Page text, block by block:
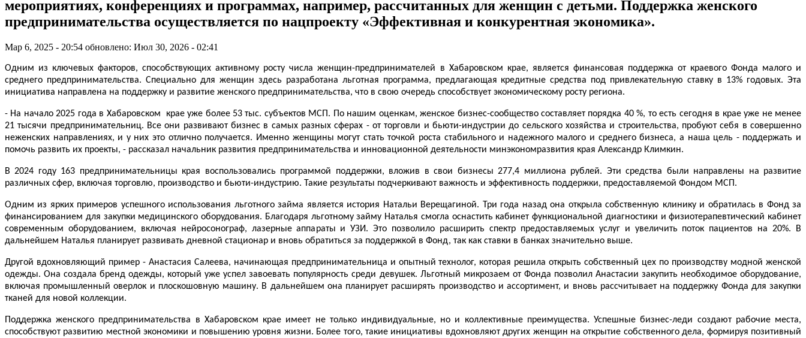
мероприятиях, конференциях и программах, например, рассчитанных для женщин с детьми. Поддержка женского
предпринимательства осуществляется по нацпроекту «Эффективная и конкурентная экономика».
Мар 6, 2025 - 20:54 обновлено: Июл 30, 2026 - 02:41
Одним из ключевых факторов, способствующихактивному росту числа женщин-предпринимателей в Хабаровском крае, является финансовая поддержка от краевого Фонда малого и
среднего предпринимательства. Специально для женщин здесь разработана льготная программа, предлагающая кредитные средства под привлекательную ставку в 13% годовых. Эта
инициатива направлена на поддержку и развитие женского предпринимательства, что в свою очередь способствует экономическому росту региона.
- На начало 2025 года в Хабаровском крае уже более 53 тыс. субъектов МСП. По нашим оценкам, женское бизнес-сообщество составляет порядка 40 %, то есть сегодня в крае уже не менее
21 тысячи предпринимательниц. Все они развивают бизнес в самых разных сферах - от торговли и бьюти-индустрии до сельского хозяйства и строительства, пробуют себя в совершенно
неженских направлениях, и у них это отлично получается. Именно женщины могут стать точкой роста стабильного и надежного малого и среднего бизнеса, а наша цель - поддержать и
помочь развить их проекты, - рассказал начальник развития предпринимательства и инновационной деятельности минэкономразвития края Александр Климкин.
В 2024 году 163 предпринимательницы края воспользовались программой поддержки, вложив в свои бизнесы 277,4 миллиона рублей. Эти средства были направлены на развитие
различных сфер, включая торговлю, производство и бьюти-индустрию. Такие результаты подчеркивают важность и эффективность поддержки, предоставляемой Фондом МСП.
Одним из ярких примеров успешного использования льготного займа является история Натальи Верещагиной. Три года назад она открыла собственную клинику и обратилась в Фонд за
финансированием для закупки медицинского оборудования. Благодаря льготному займу Наталья смогла оснастить кабинет функциональной диагностики и физиотерапевтический кабинет
современным оборудованием, включая нейросонограф, лазерные аппараты и УЗИ. Это позволило расширить спектр предоставляемых услуг и увеличить поток пациентов на 20%. В
дальнейшем Наталья планирует развивать дневной стационар и вновь обратиться за поддержкой в Фонд, так как ставки в банках значительно выше.
Другой вдохновляющий пример - Анастасия Салеева, начинающая предпринимательница и опытный технолог, которая решила открыть собственный цех по производству модной женской
одежды. Она создала бренд одежды, который уже успел завоевать популярность среди девушек. Льготный микрозаем от Фонда позволил Анастасии закупить необходимое оборудование,
включая промышленный оверлок и плоскошовную машину. В дальнейшем она планирует расширять производство и ассортимент, и вновь рассчитывает на поддержку Фонда для закупки
тканей для новой коллекции.
Поддержка женского предпринимательства в Хабаровском крае имеет не только индивидуальные, но и коллективные преимущества. Успешные бизнес-леди создают рабочие места,
способствуют развитию местной экономики и повышению уровня жизни. Более того, такие инициативы вдохновляют других женщин на открытие собственного дела, формируя позитивный